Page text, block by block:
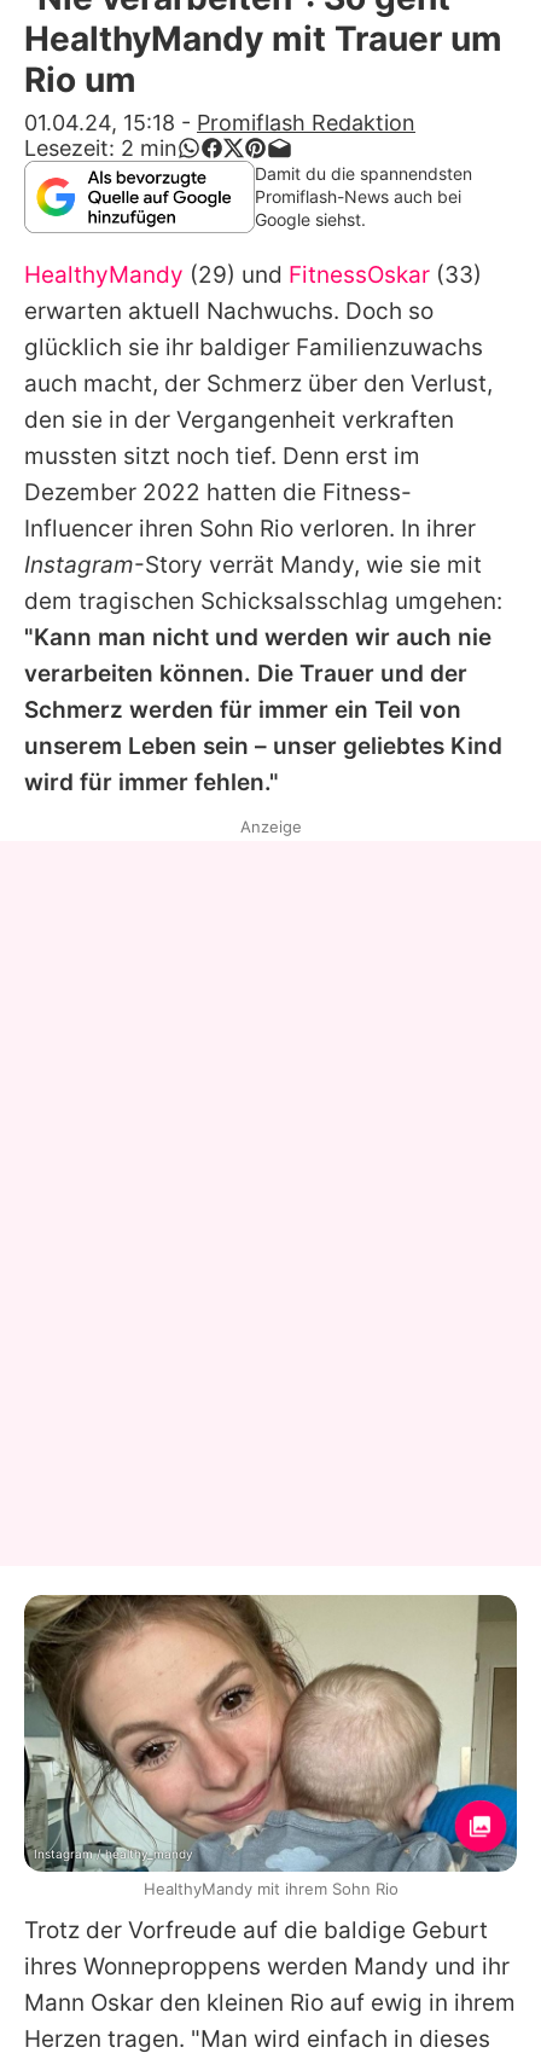
Alle Themen auf Promiflash
Jobs
App runterladen
Team
Redaktionelle Richtlinien
Impressum
Datenschutzerklärung
Nutzungsbedingungen
Utiq verwalten
HealthyMandy mit Trauer um
Rio um
01.04.24, 15:18 - Promiflash Redaktion
Lesezeit: 2 min
Damit du die spannendsten
Promiflash-News auch bei
Google siehst.
HealthyMandy (29) und FitnessOskar (33)
erwarten aktuell Nachwuchs. Doch so
glücklich sie ihr baldiger Familienzuwachs
auch macht, der Schmerz über den Verlust,
den sie in der Vergangenheit verkraften
mussten sitzt noch tief. Denn erst im
Dezember 2022 hatten die Fitness-
Influencer ihren Sohn Rio verloren. In ihrer
Instagram-Story verrät Mandy, wie sie mit
dem tragischen Schicksalsschlag umgehen:
"Kann man nicht und werden wir auch nie
verarbeiten können. Die Trauer und der
Schmerz werden für immer ein Teil von
unserem Leben sein – unser geliebtes Kind
wird für immer fehlen."
Trotz der Vorfreude auf die baldige Geburt
ihres Wonneproppens werden Mandy und ihr
Mann Oskar den kleinen Rio auf ewig in ihrem
Herzen tragen. "Man wird einfach in dieses
Anzeige
Instagram / healthy_mandy
HealthyMandy mit ihrem Sohn Rio